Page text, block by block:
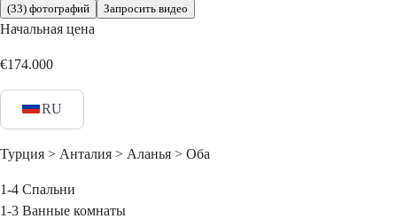
(33) фотографий Запросить видео
Начальная цена
€174.000
RU
Турция > Анталия > Аланья > Оба
1-4 Спальни
1-3 Ванные комнаты